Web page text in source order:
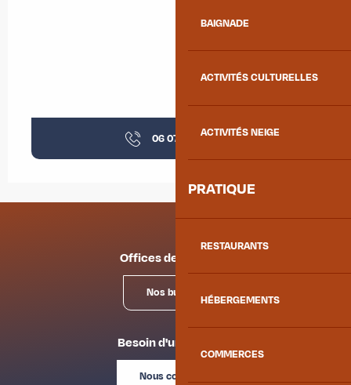
BAIGNADE
ACTIVITÉS CULTURELLES
ACTIVITÉS NEIGE
PRATIQUE
RESTAURANTS
HÉBERGEMENTS
COMMERCES
06 07 87 26▒▒
Offices de tourisme
Nos bureaux
Besoin d'un conseil ?
Nous contacter